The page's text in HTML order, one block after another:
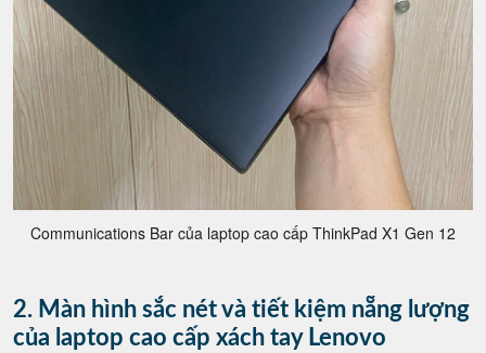
Communications Bar của laptop cao cấp ThinkPad X1 Gen 12
2. Màn hình sắc nét và tiết kiệm nẵng lượng
của laptop cao cấp xách tay Lenovo